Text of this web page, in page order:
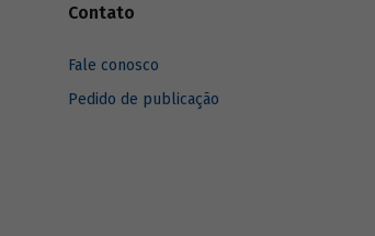
Contato
Fale conosco
Pedido de publicação